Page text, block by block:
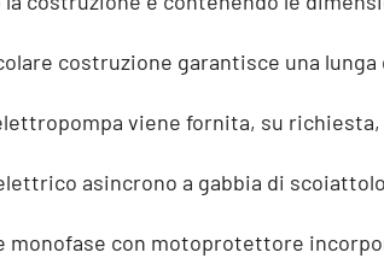
costruzione garantisce una
viene fornita, su
asincrono a gabbia di
monofase con motoprotettore